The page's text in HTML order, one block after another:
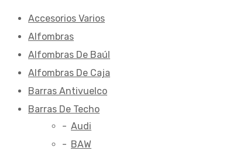
Accesorios Varios
Alfombras
Alfombras De Baúl
Alfombras De Caja
Barras Antivuelco
Barras De Techo
Audi
BAW